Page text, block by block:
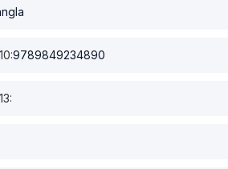
9789849234890